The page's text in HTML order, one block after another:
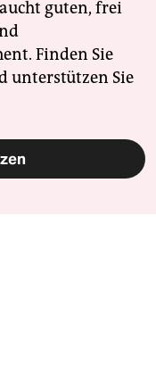
guten, frei
Finden Sie
unterstützen Sie